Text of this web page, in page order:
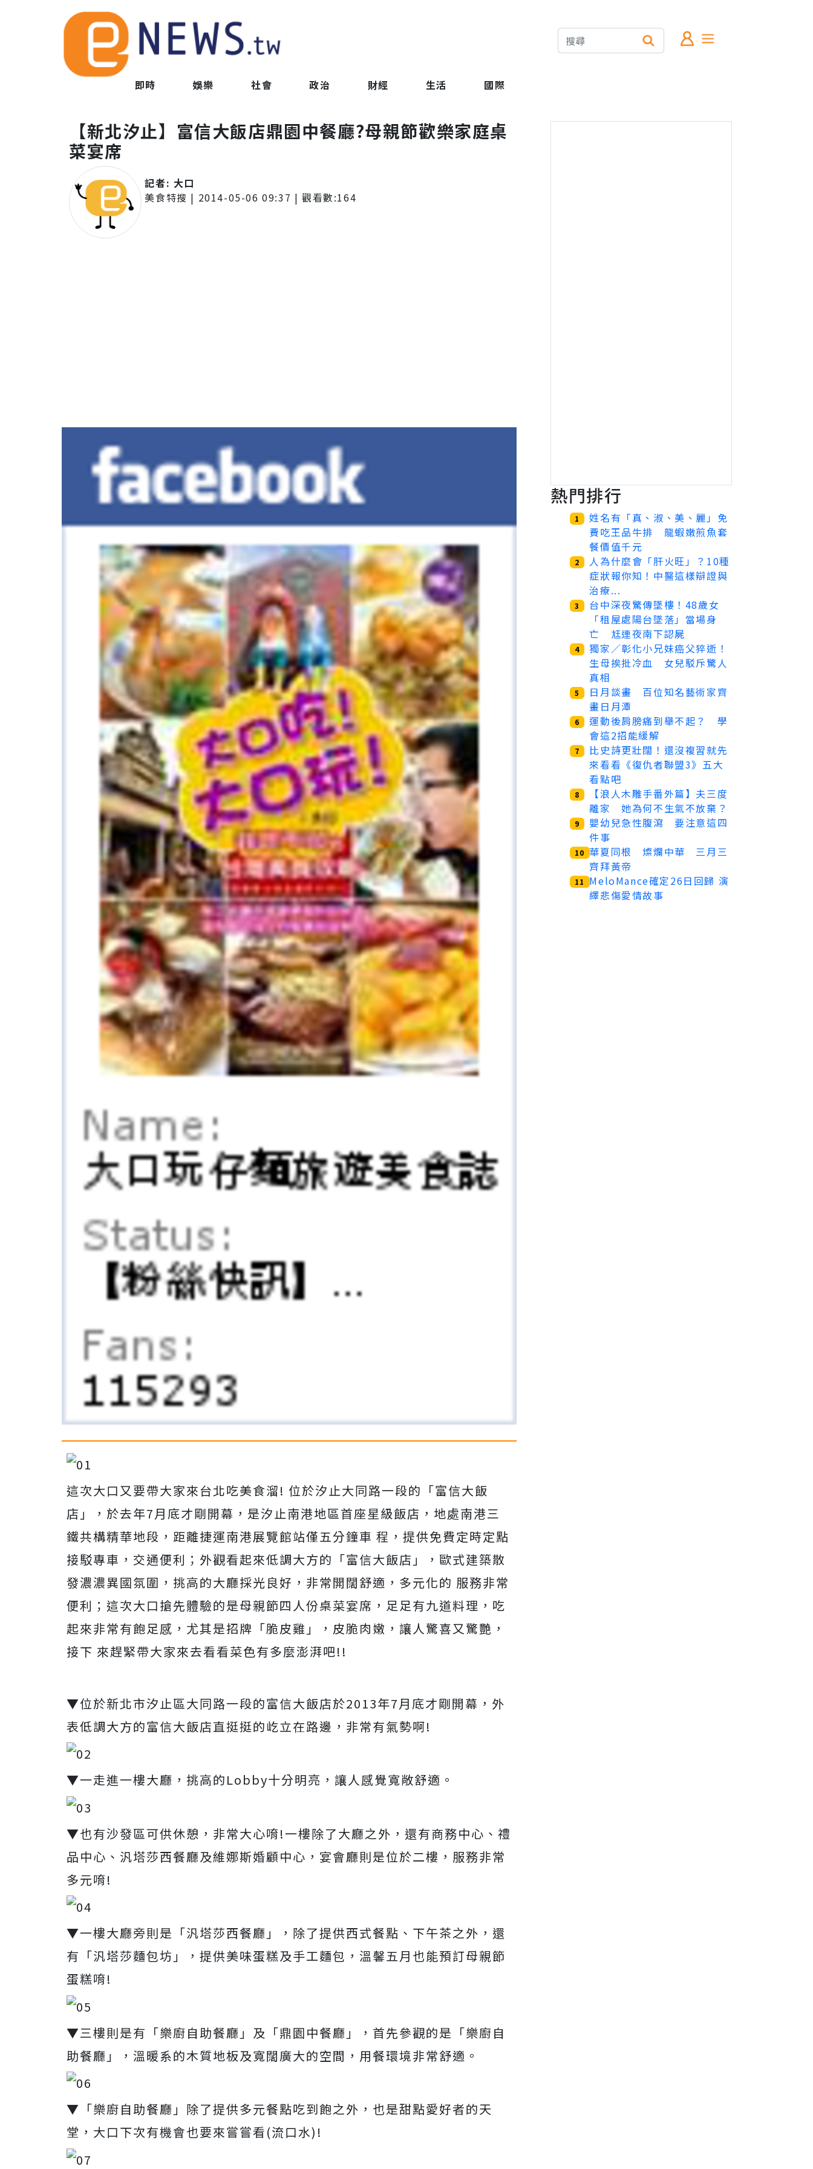
即時 娛樂 社會 政治 財經 生活 國際
【新北汐止】富信大飯店鼎園中餐廳?母親節歡樂家庭桌
菜宴席
記者: 大口
美食特搜 | 2014-05-06 09:37 | 觀看數:164
這次大口又要帶大家來台北吃美食溜! 位於汐止大同路一段的「富信大飯
店」，於去年7月底才剛開幕，是汐止南港地區首座星級飯店，地處南港三
鐵共構精華地段，距離捷運南港展覽館站僅五分鐘車 程，提供免費定時定點
接駁專車，交通便利；外觀看起來低調大方的「富信大飯店」，歐式建築散
發濃濃異國氛圍，挑高的大廳採光良好，非常開闊舒適，多元化的 服務非常
便利；這次大口搶先體驗的是母親節四人份桌菜宴席，足足有九道料理，吃
起來非常有飽足感，尤其是招牌「脆皮雞」，皮脆肉嫩，讓人驚喜又驚艷，
接下 來趕緊帶大家來去看看菜色有多麼澎湃吧!!
▼位於新北市汐止區大同路一段的富信大飯店於2013年7月底才剛開幕，外
表低調大方的富信大飯店直挺挺的屹立在路邊，非常有氣勢啊!
▼一走進一樓大廳，挑高的Lobby十分明亮，讓人感覺寬敞舒適。
▼也有沙發區可供休憩，非常大心唷!一樓除了大廳之外，還有商務中心、禮
品中心、汎塔莎西餐廳及維娜斯婚顧中心，宴會廳則是位於二樓，服務非常
多元唷!
▼一樓大廳旁則是「汎塔莎西餐廳」，除了提供西式餐點、下午茶之外，還
有「汎塔莎麵包坊」，提供美味蛋糕及手工麵包，溫馨五月也能預訂母親節
蛋糕唷!
▼三樓則是有「樂廚自助餐廳」及「鼎園中餐廳」，首先參觀的是「樂廚自
助餐廳」，溫暖系的木質地板及寬闊廣大的空間，用餐環境非常舒適。
▼「樂廚自助餐廳」除了提供多元餐點吃到飽之外，也是甜點愛好者的天
堂，大口下次有機會也要來嘗嘗看(流口水)!
熱門排行
1
姓名有「真、淑、美、麗」免
費吃王品牛排 龍蝦嫩煎魚套
餐價值千元
2
人為什麼會「肝火旺」？10種
症狀報你知！中醫這樣辯證與
治療...
3
台中深夜驚傳墜樓！48歲女
「租屋處陽台墜落」當場身
亡 尪連夜南下認屍
4
獨家／彰化小兄妹癌父猝逝！
生母挨批冷血 女兒駁斥驚人
真相
5
日月談畫 百位知名藝術家齊
畫日月潭
6
運動後肩膀痛到舉不起？ 學
會這2招能緩解
7
比史詩更壯闊！還沒複習就先
來看看《復仇者聯盟3》五大
看點吧
8
【浪人木雕手番外篇】夫三度
離家 她為何不生氣不放棄？
9
嬰幼兒急性腹瀉 要注意這四
件事
10 華夏同根 燦爛中華 三月三
齊拜黃帝
11
MeloMance確定26日回歸 演
繹悲傷愛情故事